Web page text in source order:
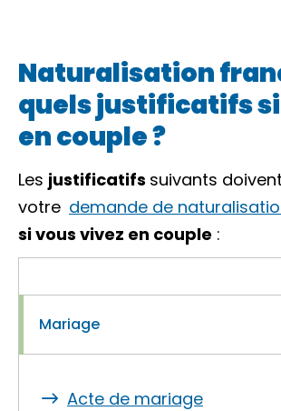
Naturalisation
quels justificatifs
en couple ?
Les justificatifs suivants
votre demande de
si vous vivez en couple :
Mariage
Acte de mariage